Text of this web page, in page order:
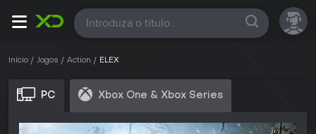
Todas
Início Jogos Action ELEX
PC Xbox One & Xbox Series